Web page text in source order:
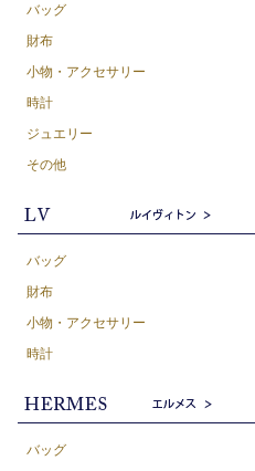
バッグ
財布
小物・アクセサリー
時計
ジュエリー
その他
バッグ
財布
小物・アクセサリー
時計
バッグ